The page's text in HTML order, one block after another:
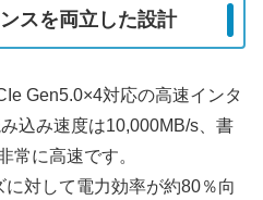
スを両立した設計
Gen5.0×4対応の高速インタ
込み速度は10,000MB/s、書
常に高速です。
対して電力効率が約80％向